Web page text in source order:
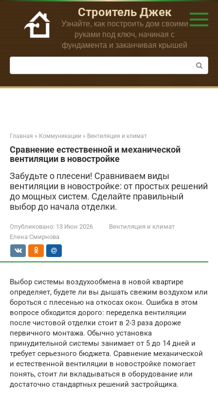
Перейти
контенту
Строитель Джек
Узнайте, как построить дом своими
руками под ключ, начиная с
фундамента и заканчивая крышей
Поиск:
Главная » Коммуникации » Вентиляция и климат
Сравнение естественной и механической
вентиляции в новостройке
Забудьте о плесени! Сравниваем виды
вентиляции в новостройке: от простых решений
до мощных систем. Сделайте правильный
выбор до начала отделки.
Опубликовано: 13 Июн 2026
Вентиляция и климат
Елена Смирнова
Выбор системы воздухообмена в новой квартире
определяет, будете ли вы дышать свежим воздухом или
бороться с плесенью на откосах окон. Ошибка в этом
вопросе обходится дорого: переделка вентиляции
после чистовой отделки стоит в 2-3 раза дороже
первичного монтажа. Обычно установка
принудительной системы занимает от 5 до 14 дней и
требует серьезного бюджета. Сравнение механической
и естественной вентиляции в новостройке помогает
понять, стоит ли вкладываться в оборудование или
достаточно стандартных решений застройщика.